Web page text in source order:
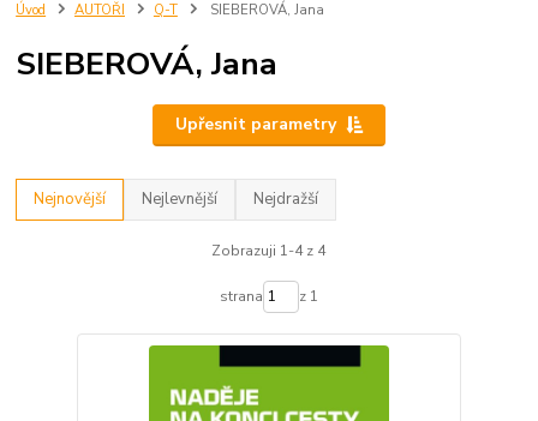
Úvod AUTOŘI Q-T SIEBEROVÁ, Jana
SIEBEROVÁ, Jana
Upřesnit parametry
Nejnovější Nejlevnější Nejdražší
Zobrazuji 1-4 z 4
strana z 1